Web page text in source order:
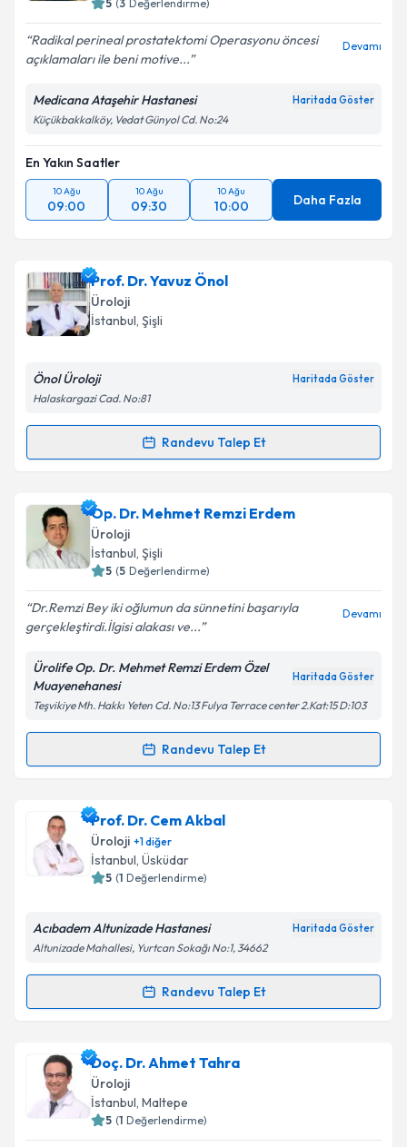
5 (3 Değerlendirme)
Radikal perineal prostatektomi Operasyonu öncesi
açıklamaları ile beni motive...
Devamı
Medicana Ataşehir Hastanesi Haritada Göster
Küçükbakkalköy, Vedat Günyol Cd. No:24
En Yakın Saatler
10 Ağu
09:00
10 Ağu
09:30
10 Ağu
10:00 Daha Fazla
Prof. Dr. Yavuz Önol
Üroloji
İstanbul, Şişli
Önol Üroloji Haritada Göster
Halaskargazi Cad. No:81
Randevu Talep Et
Randevu Takvimi Talebi
Prof. Dr. Yavuz Önoliçin randevu takvimi talebi
oluşturun. Size bu uzmandan randevu almanız için bir
takvim hazırlandığında e-posta ile bilgilendireceğiz.
Kişisel verilerimin işlenmesine ilişkin
Aydınlatma
Metni'ni okudum ve kişisel verilerimin belirtilen
kapsamda işlenmesini kabul ediyorum.
Takvim Talebini Gönder
Op. Dr. Mehmet Remzi Erdem
Üroloji
İstanbul, Şişli
5 (5 Değerlendirme)
Dr.Remzi Bey iki oğlumun da sünnetini başarıyla
gerçekleştirdi.İlgisi alakası ve...
Devamı
Ürolife Op. Dr. Mehmet Remzi Erdem Özel
Muayenehanesi
Haritada Göster
Teşvikiye Mh. Hakkı Yeten Cd. No:13 Fulya Terrace center 2.Kat:15 D:103
Randevu Talep Et
Randevu Takvimi Talebi
Op. Dr. Mehmet Remzi Erdem
talebi oluşturun. Size bu uzmandan randevu almanız
için bir takvim hazırlandığında e-posta ile
bilgilendireceğiz.
Kişisel verilerimin işlenmesine ilişkin
Prof. Dr. Cem Akbal
Üroloji +1diğer
İstanbul, Üsküdar
5 (1 Değerlendirme)
Acıbadem Altunizade Hastanesi Haritada Göster
Altunizade Mahallesi, Yurtcan Sokağı No:1, 34662
Randevu Talep Et
Randevu Takvimi Talebi
Prof. Dr. Cem Akbaliçin randevu takvimi talebi
oluşturun. Size bu uzmandan randevu almanız için bir
takvim hazırlandığında e-posta ile bilgilendireceğiz.
Doç. Dr. Ahmet Tahra
Üroloji
İstanbul, Maltepe
5 (1 Değerlendirme)